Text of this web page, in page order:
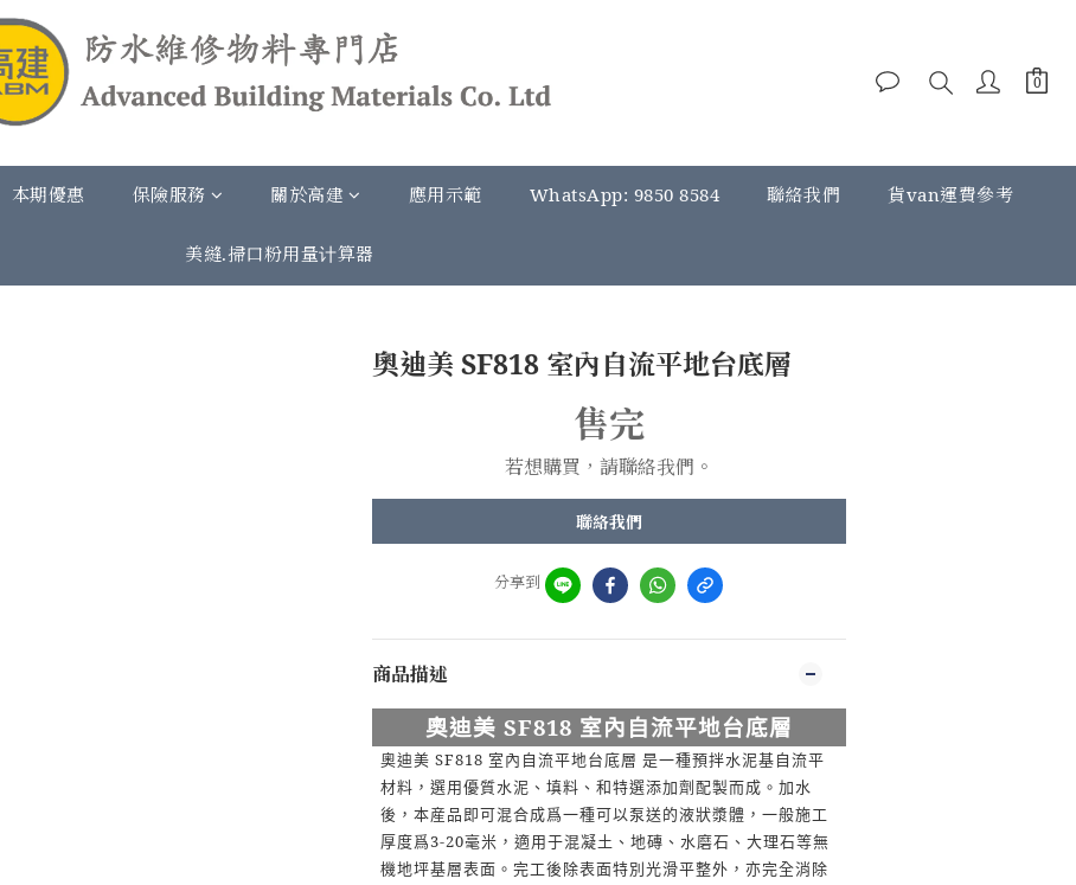
本期優惠 保險服務 關於高建 應用示範 WhatsApp: 9850 8584 聯絡我們 貨van運費參考
美縫.掃口粉用量计算器
奧迪美 SF818 室內自流平地台底層
售完
若想購買，請聯絡我們。
聯絡我們
分享到
商品描述
奧迪美 SF818 室內自流平地台底層
奧迪美 SF818 室內自流平地台底層 是一種預拌水泥基自流平
材料，選用優質水泥、填料、和特選添加劑配製而成。加水
後，本産品即可混合成爲一種可以泵送的液狀漿體，一般施工
厚度爲3-20毫米，適用于混凝土、地磚、水磨石、大理石等無
機地坪基層表面。完工後除表面特別光滑平整外，亦完全消除